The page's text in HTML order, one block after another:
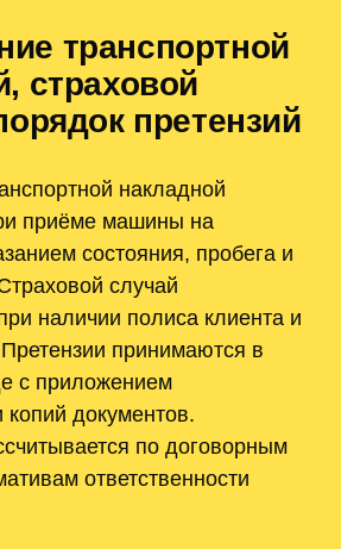
транспортной
страховой
претензий
накладной
приёме машины на
состояния, пробега и
случай
наличии полиса клиента и
принимаются в
с приложением
документов.
по договорным
ответственности